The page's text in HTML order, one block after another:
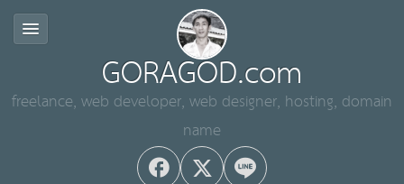
GORAGOD.com
freelance, web developer, web designer, hosting, domain
name